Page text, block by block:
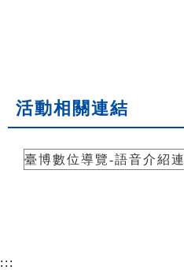
活動相關連結
臺博數位導覽-語音介紹
:::